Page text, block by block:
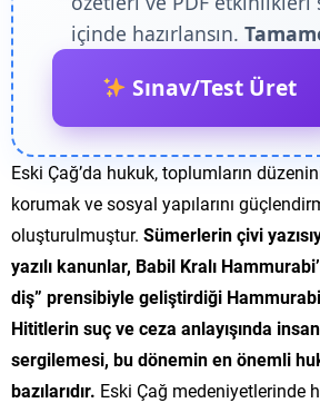
içinde hazırlansın.
Sınav/Test Üret
Eski Çağ’da hukuk, toplumların
korumak ve sosyal yapılarını
oluşturulmuştur. Sümerlerin çivi
yazılı kanunlar, Babil Kralı
diş” prensibiyle geliştirdiği
Hititlerin suç ve ceza anlayışında
sergilemesi, bu dönemin en önemli
bazılarıdır. Eski Çağ medeniyetlerinde